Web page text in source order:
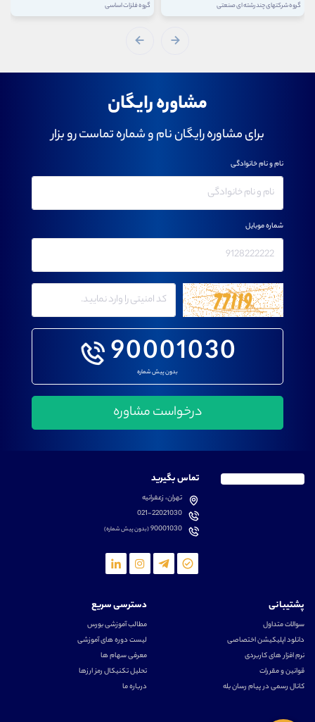
گروه شرکتهای چند رشته ای صنعتی گروه فلزات اساسی
مشاوره رایگان
برای مشاوره رایگان نام و شماره تماست رو بزار
90001030
بدون پیش شماره
نام و نام خانوادگی
شماره موبایل
تماس بگیرید
تهران، زعفرانیه
021-22021030
90001030(بدون پیش شماره)
پشتیبانی
سوالات متداول
دانلود اپلیکیشن اختصاصی
نرم افزار های کاربردی
قوانین و مقررات
کانال رسمی در پیام رسان بله
دسترسی سریع
مطالب آموزشی بورس
لیست دوره های آموزشی
معرفی سهام ها
تحلیل تکنیکال رمز ارزها
درباره ما